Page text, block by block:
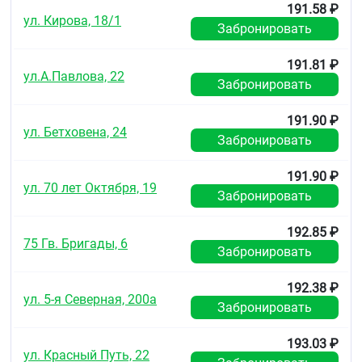
периода полувыведения на 50 % и уменьшение
клиренса на 40 %.
Показания
Сезонный и круглогодичный аллергический
ринит и конъюнктивит
Зудящие аллергические дерматозы
идиопатическая)
Повышенная чувствительность к компонентам
Беременность, период лактации.
Хроническая почечная недостаточность средней и
ул. Кирова, 18/1
191.58 ₽
Забронировать
ул.А.Павлова, 22
191.81 ₽
Забронировать
ул. Бетховена, 24
191.90 ₽
Забронировать
ул. 70 лет Октября, 19
191.90 ₽
Забронировать
75 Гв. Бригады, 6
192.85 ₽
Забронировать
ул. 5-я Северная, 200а
192.38 ₽
Забронировать
ул. Красный Путь, 22
193.03 ₽